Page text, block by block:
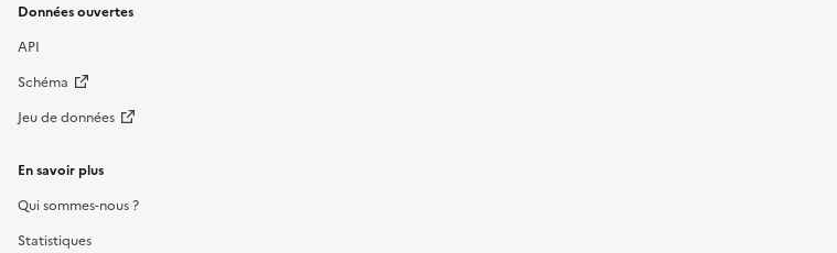
Données ouvertes
API
Schéma
Jeu de données
En savoir plus
Qui sommes-nous ?
Statistiques